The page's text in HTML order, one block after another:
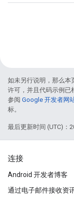
如未另行说明，那么本
许可，并且代码示例已
参阅 Google 开发者网
标。
最后更新时间 (UTC)：
连接
Android 开发者博客
通过电子邮件接收资